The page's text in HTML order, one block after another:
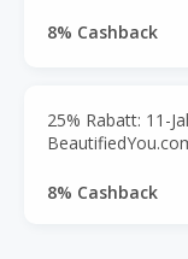
8% Cashback
25% Rabatt: 11-
8% Cashback